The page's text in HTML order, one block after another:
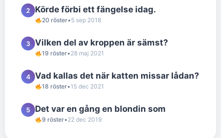
2 Körde förbi ett fängelse idag.
20 röster•5 sep 2018
3 Vilken del av kroppen är sämst?
19 röster•28 maj 2021
4 Vad kallas det när katten missar lådan?
18 röster•15 dec 2021
5 Det var en gång en blondin som
9 röster•22 dec 2019